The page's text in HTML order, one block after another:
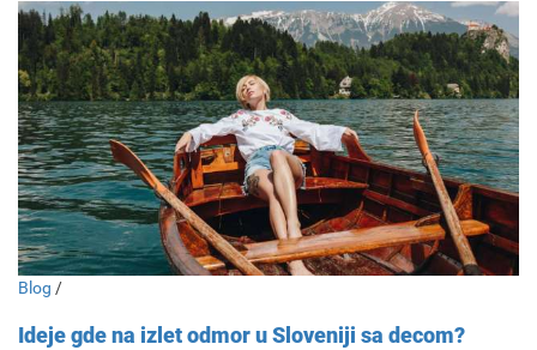
Blog /
Ideje gde na izlet odmor u Sloveniji sa decom?